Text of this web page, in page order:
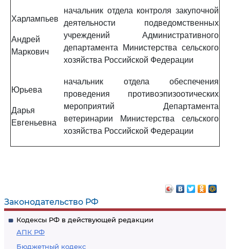
Законодательство РФ
Кодексы РФ в действующей редакции
АПК РФ
Бюджетный кодекс
Харлампьев
Андрей
Маркович
начальник отдела контроля закупочной
деятельности подведомственных
учреждений Административного
департамента Министерства сельского
хозяйства Российской Федерации
Юрьева
Дарья
Евгеньевна
начальник отдела обеспечения
проведения противоэпизоотических
мероприятий Департамента
ветеринарии Министерства сельского
хозяйства Российской Федерации